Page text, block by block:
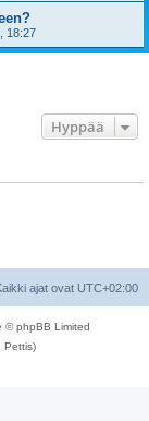
18:27
Hyppää
ajat ovat UTC+02:00
© phpBB Limited
Pettis)